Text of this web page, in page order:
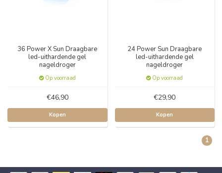
36 Power X Sun Draagbare
led-uithardende gel
nageldroger
Op voorraad
€46,90
Kopen
24 Power Sun Draagbare
led-uithardende gel
nageldroger
Op voorraad
€29,90
Kopen
1